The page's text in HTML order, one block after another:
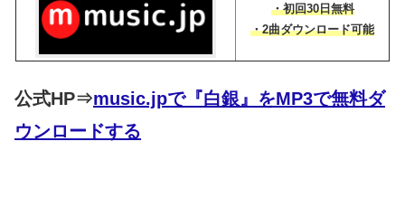
・初回30日無料
・2曲ダウンロード可能
公式HP⇒music.jpで『白銀』をMP3で無料ダ
ウンロードする